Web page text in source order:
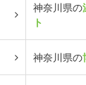
神奈川県の
ト
神奈川県の